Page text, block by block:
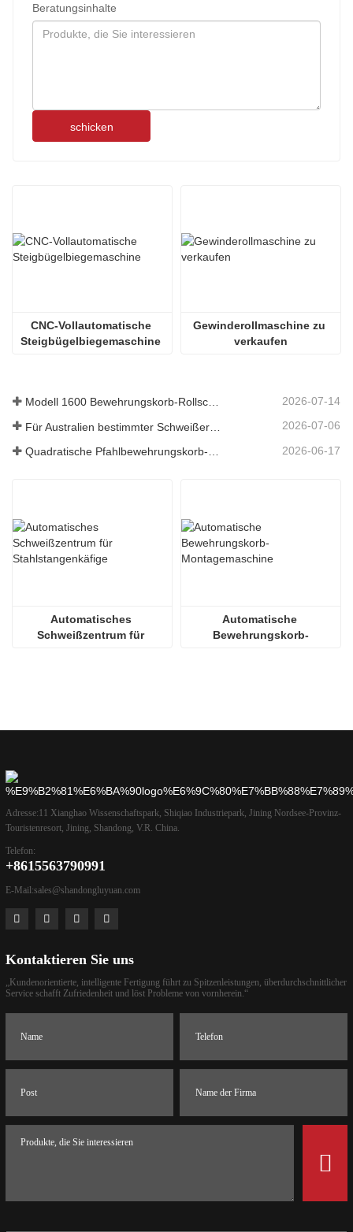
Beratungsinhalte
schicken
CNC-Vollautomatische
Gewinderollmaschine zu
verkaufen
Modell 1600 Bewehrungskorb-Rollschweißmaschine nach Australien versandt 2026-07-14
2026-07-06
2026-06-17
Automatisches
Schweißzentrum für
Automatische
Bewehrungskorb-
Adresse:11 Xianghao Wissenschaftspark, Shiqiao Industriepark, Jining Nordsee-Provinz-
Touristenresort, Jining, Shandong, V.R. China.
Telefon:
+8615563790991
E-Mail:sales@shandongluyuan.com
Kontaktieren Sie uns
„Kundenorientierte, intelligente Fertigung führt zu Spitzenleistungen, überdurchschnittlicher
Service schafft Zufriedenheit und löst Probleme von vornherein.“